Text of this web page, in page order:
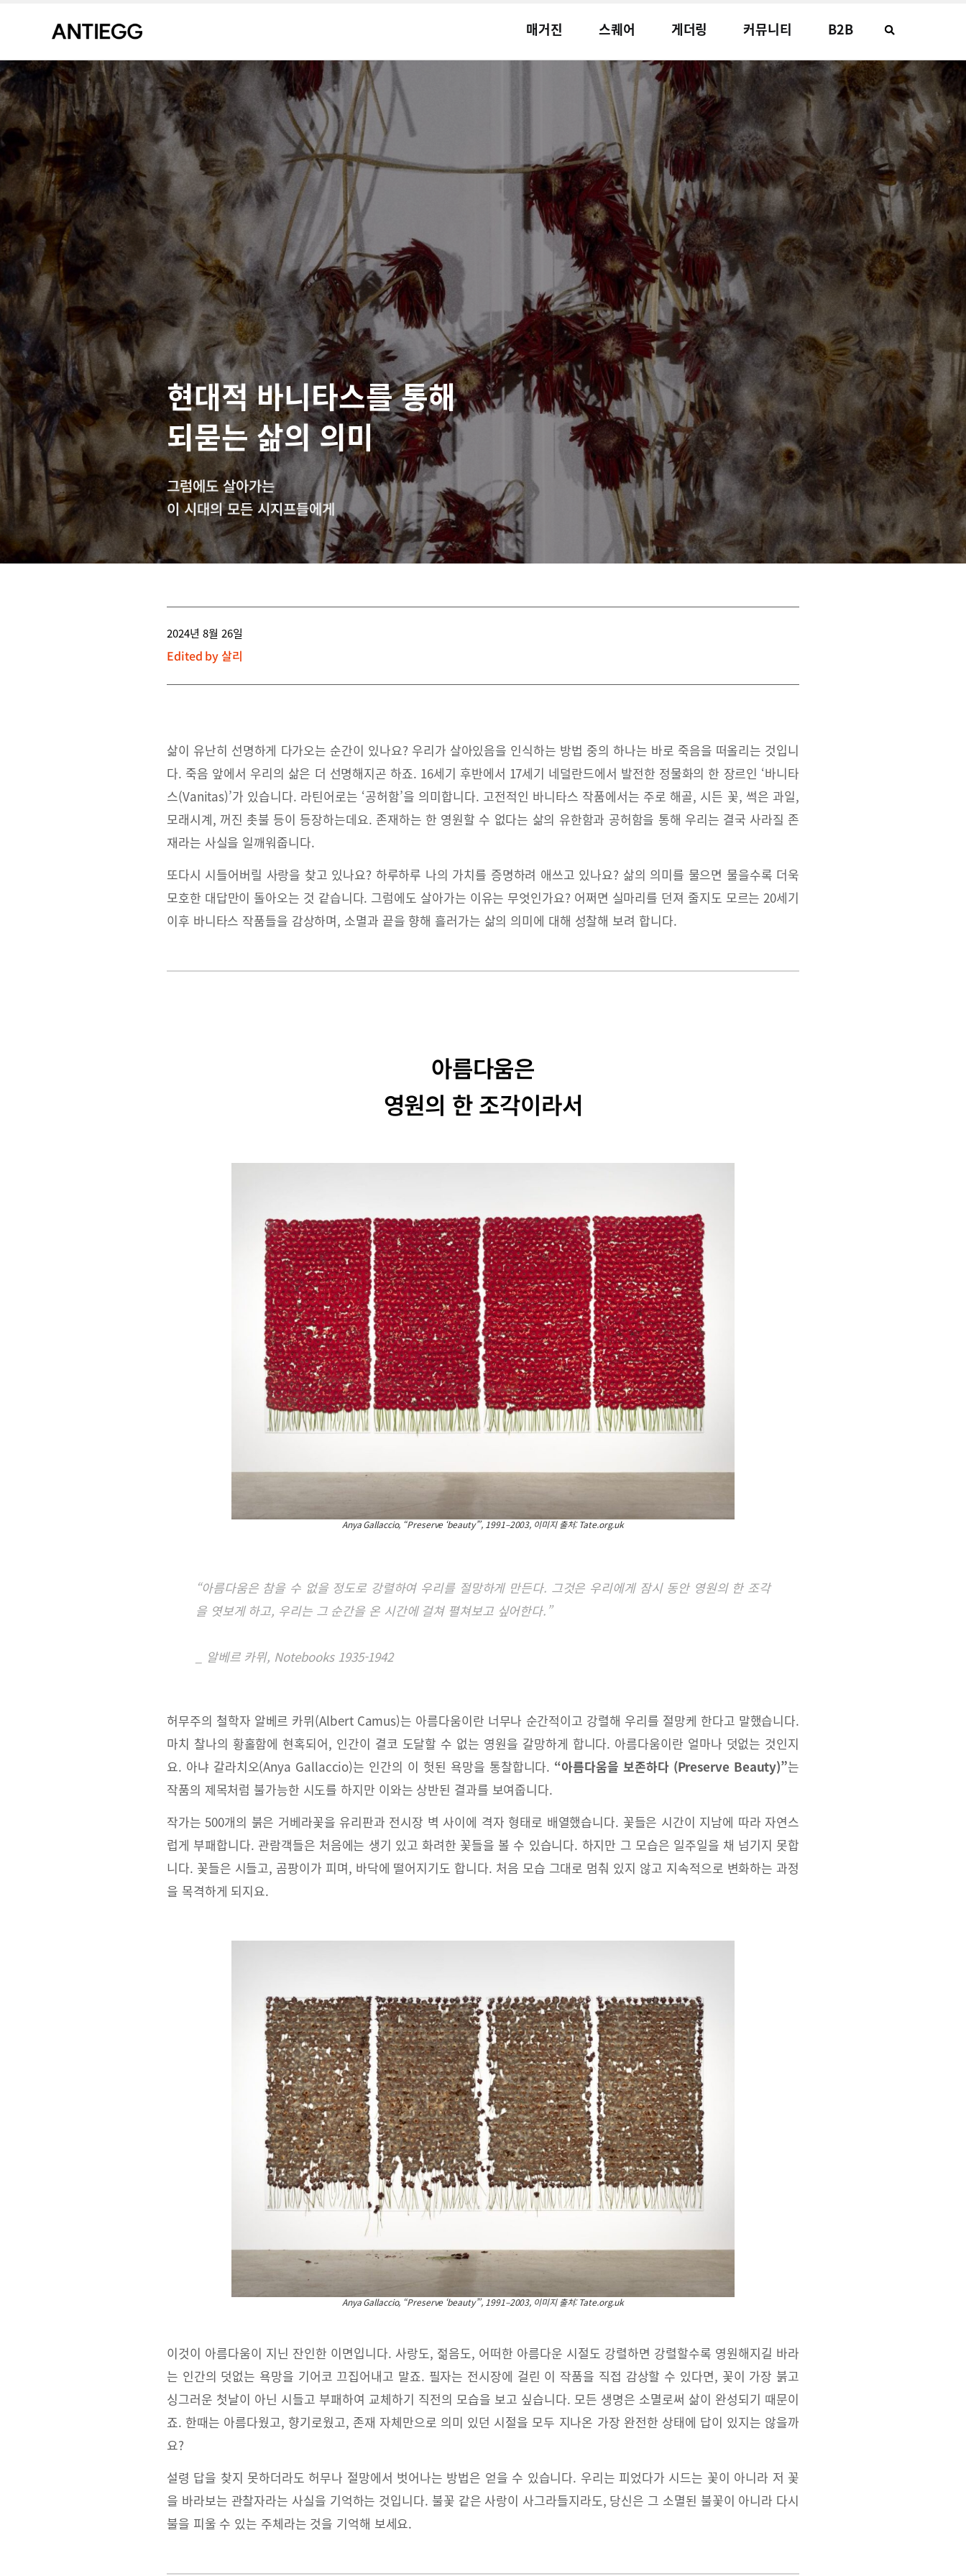
매거진 스퀘어 게더링 커뮤니티 B2B
현대적 바니타스를 통해
되묻는 삶의 의미
그럼에도 살아가는
이 시대의 모든 시지프들에게
2024년 8월 26일
Edited by 살리
삶이 유난히 선명하게 다가오는 순간이 있나요? 우리가 살아있음을 인식하는 방법 중의 하나는 바로 죽음을 떠올리는 것입니
다. 죽음 앞에서 우리의 삶은 더 선명해지곤 하죠. 16세기 후반에서 17세기 네덜란드에서 발전한 정물화의 한 장르인 ‘바니타
스(Vanitas)’가 있습니다. 라틴어로는 ‘공허함’을 의미합니다. 고전적인 바니타스 작품에서는 주로 해골, 시든 꽃, 썩은 과일,
모래시계, 꺼진 촛불 등이 등장하는데요. 존재하는 한 영원할 수 없다는 삶의 유한함과 공허함을 통해 우리는 결국 사라질 존
재라는 사실을 일깨워줍니다.
또다시 시들어버릴 사랑을 찾고 있나요? 하루하루 나의 가치를 증명하려 애쓰고 있나요? 삶의 의미를 물으면 물을수록 더욱
모호한 대답만이 돌아오는 것 같습니다. 그럼에도 살아가는 이유는 무엇인가요? 어쩌면 실마리를 던져 줄지도 모르는 20세기
이후 바니타스 작품들을 감상하며, 소멸과 끝을 향해 흘러가는 삶의 의미에 대해 성찰해 보려 합니다.
아름다움은
영원의 한 조각이라서
Anya Gallaccio, “Preserve ‘beauty’”, 1991–2003, 이미지 출처: Tate.org.uk
“아름다움은 참을 수 없을 정도로 강렬하여 우리를 절망하게 만든다. 그것은 우리에게 잠시 동안 영원의 한 조각
을 엿보게 하고, 우리는 그 순간을 온 시간에 걸쳐 펼쳐보고 싶어한다.”
_ 알베르 카뮈, Notebooks 1935-1942
허무주의 철학자 알베르 카뮈(Albert Camus)는 아름다움이란 너무나 순간적이고 강렬해 우리를 절망케 한다고 말했습니다.
마치 찰나의 황홀함에 현혹되어, 인간이 결코 도달할 수 없는 영원을 갈망하게 합니다. 아름다움이란 얼마나 덧없는 것인지
요. 아냐 갈라치오(Anya Gallaccio)는 인간의 이 헛된 욕망을 통찰합니다. “아름다움을 보존하다 (Preserve Beauty)”는
작품의 제목처럼 불가능한 시도를 하지만 이와는 상반된 결과를 보여줍니다.
작가는 500개의 붉은 거베라꽃을 유리판과 전시장 벽 사이에 격자 형태로 배열했습니다. 꽃들은 시간이 지남에 따라 자연스
럽게 부패합니다. 관람객들은 처음에는 생기 있고 화려한 꽃들을 볼 수 있습니다. 하지만 그 모습은 일주일을 채 넘기지 못합
니다. 꽃들은 시들고, 곰팡이가 피며, 바닥에 떨어지기도 합니다. 처음 모습 그대로 멈춰 있지 않고 지속적으로 변화하는 과정
을 목격하게 되지요.
Anya Gallaccio, “Preserve ‘beauty’”, 1991–2003, 이미지 출처: Tate.org.uk
이것이 아름다움이 지닌 잔인한 이면입니다. 사랑도, 젊음도, 어떠한 아름다운 시절도 강렬하면 강렬할수록 영원해지길 바라
는 인간의 덧없는 욕망을 기어코 끄집어내고 말죠. 필자는 전시장에 걸린 이 작품을 직접 감상할 수 있다면, 꽃이 가장 붉고
싱그러운 첫날이 아닌 시들고 부패하여 교체하기 직전의 모습을 보고 싶습니다. 모든 생명은 소멸로써 삶이 완성되기 때문이
죠. 한때는 아름다웠고, 향기로웠고, 존재 자체만으로 의미 있던 시절을 모두 지나온 가장 완전한 상태에 답이 있지는 않을까
요?
설령 답을 찾지 못하더라도 허무나 절망에서 벗어나는 방법은 얻을 수 있습니다. 우리는 피었다가 시드는 꽃이 아니라 저 꽃
을 바라보는 관찰자라는 사실을 기억하는 것입니다. 불꽃 같은 사랑이 사그라들지라도, 당신은 그 소멸된 불꽃이 아니라 다시
불을 피울 수 있는 주체라는 것을 기억해 보세요.